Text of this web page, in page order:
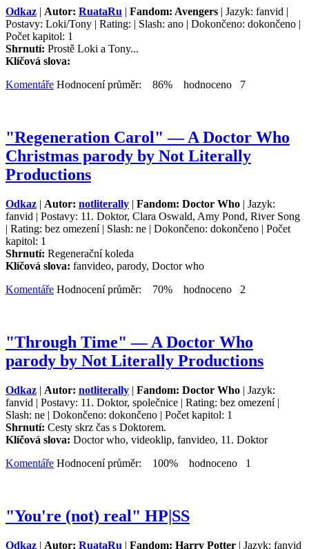
Odkaz | Autor: RuataRu | Fandom: Avengers | Jazyk: fanvid |
Postavy: Loki/Tony | Rating: | Slash: ano | Dokončeno: dokončeno |
Počet kapitol: 1
Shrnutí: Prostě Loki a Tony...
Klíčová slova:
Komentáře Hodnocení průměr: 86% hodnoceno 7
"Regeneration Carol" — A Doctor Who
Christmas parody by Not Literally
Productions
Odkaz | Autor: notliterally | Fandom: Doctor Who | Jazyk:
fanvid | Postavy: 11. Doktor, Clara Oswald, Amy Pond, River Song
| Rating: bez omezení | Slash: ne | Dokončeno: dokončeno | Počet
kapitol: 1
Shrnutí: Regenerační koleda
Klíčová slova: fanvideo, parody, Doctor who
Komentáře Hodnocení průměr: 70% hodnoceno 2
"Through Time" — A Doctor Who
parody by Not Literally Productions
Odkaz | Autor: notliterally | Fandom: Doctor Who | Jazyk:
fanvid | Postavy: 11. Doktor, společnice | Rating: bez omezení |
Slash: ne | Dokončeno: dokončeno | Počet kapitol: 1
Shrnutí: Cesty skrz čas s Doktorem.
Klíčová slova: Doctor who, videoklip, fanvideo, 11. Doktor
Komentáře Hodnocení průměr: 100% hodnoceno 1
"You're (not) real" HP|SS
Odkaz | Autor: RuataRu | Fandom: Harry Potter | Jazyk: fanvid